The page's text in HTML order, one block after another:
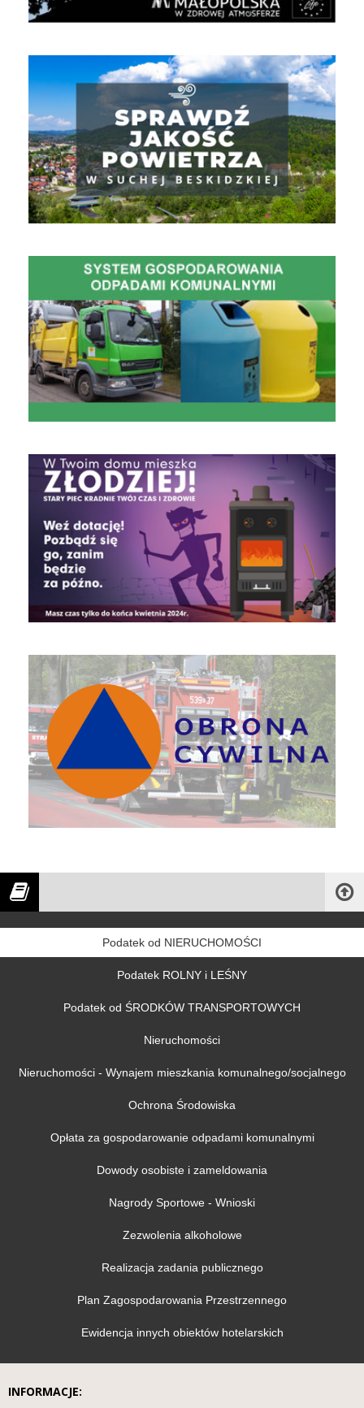
czyste powietrze
Obrona Cywilna
Podatek od NIERUCHOMOŚCI
Podatek ROLNY i LEŚNY
Podatek od ŚRODKÓW TRANSPORTOWYCH
Nieruchomości
Nieruchomości - Wynajem mieszkania komunalnego/socjalnego
Ochrona Środowiska
Opłata za gospodarowanie odpadami komunalnymi
Dowody osobiste i zameldowania
Nagrody Sportowe - Wnioski
Zezwolenia alkoholowe
Realizacja zadania publicznego
Plan Zagospodarowania Przestrzennego
Ewidencja innych obiektów hotelarskich
INFORMACJE: